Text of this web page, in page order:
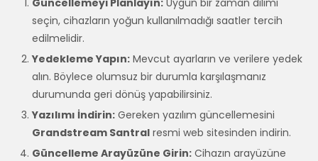
seçin, cihazların yoğun kullanılmadığı saatler tercih
edilmelidir.
Yedekleme Yapın: Mevcut ayarların ve verilere yedek
alın. Böylece olumsuz bir durumla karşılaşmanız
durumunda geri dönüş yapabilirsiniz.
Yazılımı İndirin: Gereken yazılım güncellemesini
Grandstream Santral resmi web sitesinden indirin.
Güncelleme Arayüzüne Girin: Cihazın arayüzüne